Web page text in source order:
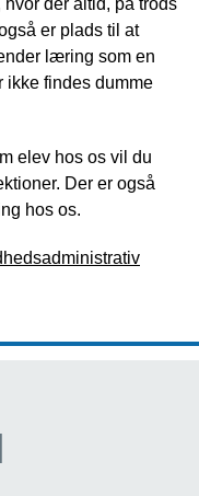
der altid, på trods
er plads til at
læring som en
ikke findes dumme
elev hos os vil du
Der er også
hos os.